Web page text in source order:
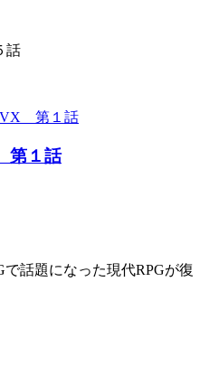
話
第１話
で話題になった現代RPGが復